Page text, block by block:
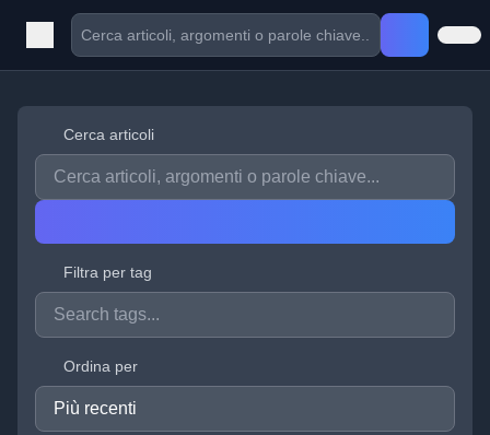
Cerca articoli
Filtra per tag
Ordina per